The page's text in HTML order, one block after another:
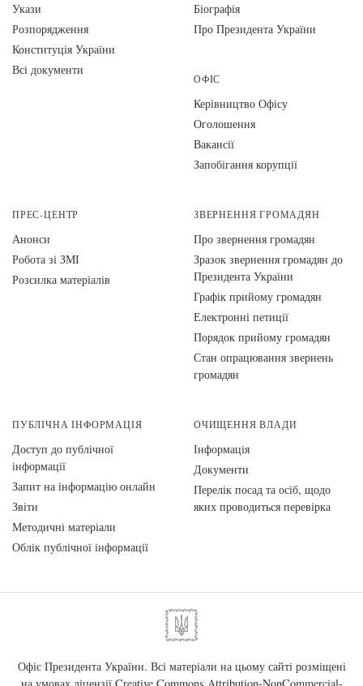
Укази
Розпорядження
Конституція України
Всі документи
Біографія
Про Президента України
ОФІС
Керівництво Офісу
Оголошення
Вакансії
Запобігання корупції
ПРЕС-ЦЕНТР
Анонси
Робота зі ЗМІ
Розсилка матеріалів
ЗВЕРНЕННЯ ГРОМАДЯН
Про звернення громадян
Зразок звернення громадян до
Президента України
Графік прийому громадян
Електронні петиції
Порядок прийому громадян
Стан опрацювання звернень
громадян
ПУБЛІЧНА ІНФОРМАЦІЯ
Доступ до публічної
інформації
Запит на інформацію онлайн
Звіти
Методичні матеріали
Облік публічної інформації
ОЧИЩЕННЯ ВЛАДИ
Інформація
Документи
Перелік посад та осіб, щодо
яких проводиться перевірка
Офіс Президента України. Всі матеріали на цьому сайті розміщені